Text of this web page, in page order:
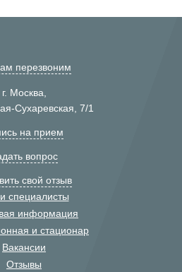
перезвоним
г. Москва,
Сухаревская, 7/1
на прием
вопрос
свой отзыв
специалисты
информация
и стационар
Вакансии
Отзывы